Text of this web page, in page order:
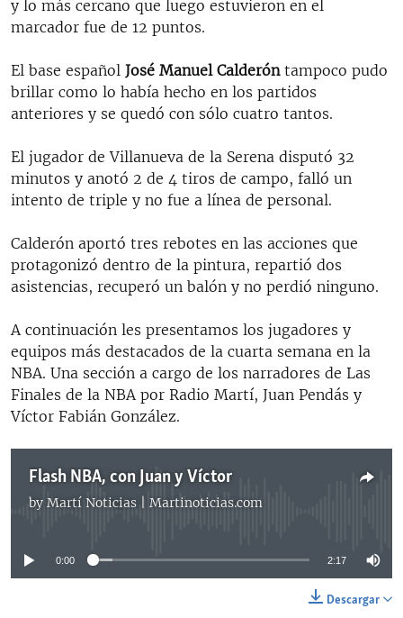
y lo más cercano que luego estuvieron en el
marcador fue de 12 puntos.
El base español José Manuel Calderóntampoco pudo
brillar como lo había hecho en los partidos
anteriores y se quedó con sólo cuatro tantos.
El jugador de Villanueva de la Serena disputó 32
minutos y anotó 2 de 4 tiros de campo, falló un
intento de triple y no fue a línea de personal.
Calderón aportó tres rebotes en las acciones que
protagonizó dentro de la pintura, repartió dos
asistencias, recuperó un balón y no perdió ninguno.
A continuación les presentamos los jugadores y
equipos más destacados de la cuarta semana en la
NBA. Una sección a cargo de los narradores de Las
Finales de la NBA por Radio Martí, Juan Pendás y
Víctor Fabián González.
Flash NBA, con Juan y Víctor
by Martí Noticias | Martinoticias.com
No media source currently available
0:00 2:17
Descargar